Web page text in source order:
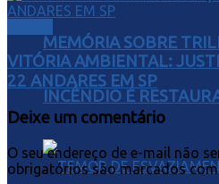
MEMÓRIA SOBRE
INCÊNDIO É
VITÓRIA AMBIENTAL:
22 ANDARES EM SP
Deixe um comentário
O seu endereço de e-mail não
obrigatórios são marcados com